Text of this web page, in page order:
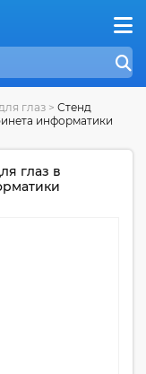
глаз > Стенд
информатики
глаз в